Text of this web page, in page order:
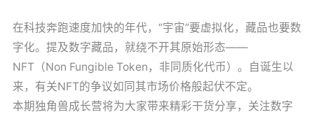
在科技奔跑速度加快的年代，“宇宙”要虚拟化，藏品也要数
字化。提及数字藏品，就绕不开其原始形态——
NFT（Non Fungible Token，非同质化代币）。自诞生以
来，有关NFT的争议如同其市场价格般起伏不定。
本期独角兽成长营将为大家带来精彩干货分享，关注数字